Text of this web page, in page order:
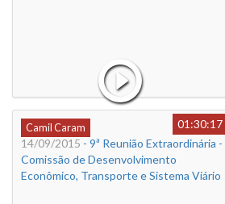
Camil Caram
01:30:17
14/09/2015 - 9ª Reunião Extraordinária -
Comissão de Desenvolvimento
Econômico, Transporte e Sistema Viário